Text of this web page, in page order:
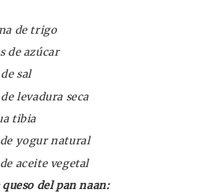
de trigo
de azúcar
sal
levadura seca
tibia
yogur natural
aceite vegetal
del pan naan: